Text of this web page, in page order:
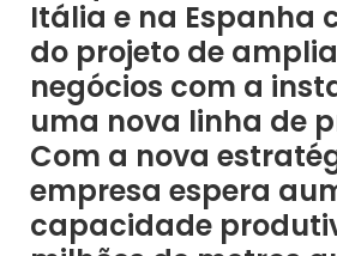
Itália e na Espanha
do projeto de
negócios com a
uma nova linha de
Com a nova
empresa espera
capacidade